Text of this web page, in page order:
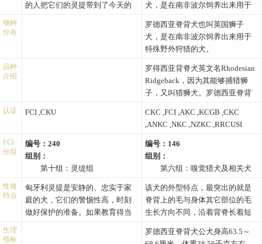
的人把它们的灵提带到了今天的
匈牙利，于是，一种对气候条件
犬，是在南非波尔饲养出来用于
特殊野外狩猎的犬。
在16世纪和17世纪到南非定居的
丹麦人、德国人、匈牙利人，他
们到南非时都带有自己的猎犬，
如大丹、马士提夫、灵提、寻血
猎犬及其他品种。1707年后的100
年，欧洲的移民被停止了，但带
到南非的犬也影响了罗德西亚脊
背犬的特性。
在当时的波尔地区，当地的居民
需要一头看守他们家园和牲畜的
犬，而且能耐受艰苦的条件和抵
御昼夜惊人的温差，同时能惊飞
鸟和捕捉受伤的鹿。他们挑选并
饲养出了罗德西亚脊背犬。
在1877年，荷姆介绍两头罗德西
亚脊背犬参加了一个罗德西
亚的大型狩猎活动，它们在活动
出色的表现赢得了很高的声誉。
物种
分布
罗德西亚脊背犬也叫英国狮子
犬，是在南非波尔饲养出来用于
特殊野外狩猎的犬。
在16世纪和17世纪到南非定居的
丹麦人、德国人、匈牙利人，他
们到南非时都带有自己的猎犬，
如大丹、马士提夫、灵提、寻血
猎犬及其他品种。1707年后的100
年，欧洲的移民被停止了，但带
到南非的犬也影响了罗德西亚脊
背犬的特性
品种
介绍
罗得西亚背脊犬英文名Rhodesian
Ridgeback，因为其能够捕猎狮
子，又叫猎狮犬。罗德西亚脊背
犬强壮、灵括，跑动速度很快。
它有高贵的气质，对主人极为忠
诚，会和陌生人保持一定的距
离。这个品种的显著性是背部有
脊，脊呈由背毛逆向生长而形成
的。脊线清晰分明，逐渐变细，
呈放射状。脊起始于肩后，延续
到臀部两个突出点之间，两突出
点(crowns)彼此相对，突出点下缘
超过脊线1/3处。
认证 FCI ,CKU
CKC ,FCI ,AKC ,KCGB ,CKC
,ANKC ,NKC ,NZKC ,RRCUSI
,APRI ,ACR ,CKU
FCI
分组
编号：240
组别：
第十组：灵缇组
身高：
雄性匈牙利灵缇肩高25.6-
27.6英寸（65.0-70.0厘米）
雌性匈牙利灵缇肩高24.4-
编号：146
组别：
第六组：嗅觉猎犬及相关犬
种组
身高：
雄性罗德西亚脊背犬肩高
24.8-27.2英寸（63.0-69.0厘
米）
雌性罗德西亚脊背犬肩高
性格
特点
匈牙利灵提是安静的、忠实于家
庭的犬，它们的警惕性高，时刻
做好保护的准备。如果教育得当
的话，它们还可以变得非常听
该犬的外型特点，最突出的就是
脊背上的毛与身体其它部位的毛
生长方向不同，沿着背脊长着短
刀状毛，而且是逆向生长的。罗
得西亚脊背犬勇敢善斗，忍耐性
生理
指标
罗德西亚脊背犬公犬身高63.5～